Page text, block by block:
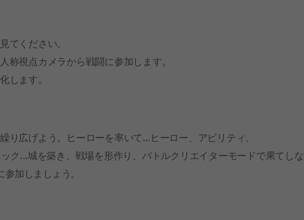
てください。
称視点カメラから戦闘に参加します。
します。
り広げよう。ヒーローを率いて…ヒーロー、アビリティ、
ク…城を築き、戦場を形作り、バトルクリエイターモードで果てしな
加しましょう。